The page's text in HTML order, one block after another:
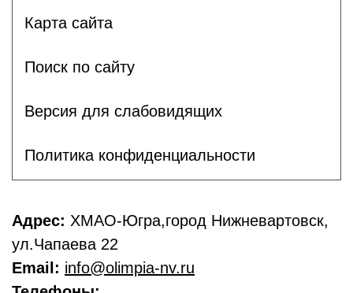
Карта сайта
Поиск по сайту
Версия для слабовидящих
Политика конфиденциальности
Адрес: ХМАО-Югра,город Нижневартовск,
ул.Чапаева 22
Email: info@olimpia-nv.ru